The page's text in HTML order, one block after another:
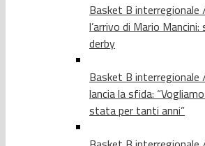
Basket B interregionale
l’arrivo di Mario
derby
Basket B interregionale
lancia la sfida:
stata per tanti anni”